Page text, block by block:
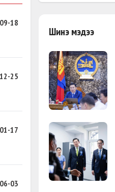
18
25
17
03
Шинэ мэдээ